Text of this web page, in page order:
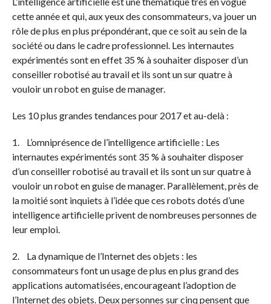
cette année et qui, aux yeux des consommateurs, va jouer un
rôle de plus en plus prépondérant, que ce soit au sein de la
société ou dans le cadre professionnel. Les internautes
expérimentés sont en effet 35 % à souhaiter disposer d’un
conseiller robotisé au travail et ils sont un sur quatre à
vouloir un robot en guise de manager.
Les 10 plus grandes tendances pour 2017 et au-delà :
1. L’omniprésence de l’intelligence artificielle : Les
internautes expérimentés sont 35 % à souhaiter disposer
d’un conseiller robotisé au travail et ils sont un sur quatre à
vouloir un robot en guise de manager. Parallèlement, près de
la moitié sont inquiets à l’idée que ces robots dotés d’une
intelligence artificielle privent de nombreuses personnes de
leur emploi.
2. La dynamique de l’Internet des objets : les
consommateurs font un usage de plus en plus grand des
applications automatisées, encourageant l’adoption de
l’Internet des objets. Deux personnes sur cinq pensent que